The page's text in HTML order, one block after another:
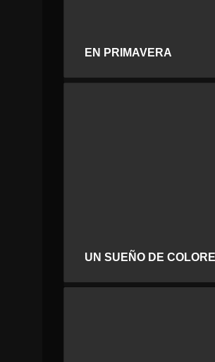
EN PRIMAVERA
UN SUEÑO DE